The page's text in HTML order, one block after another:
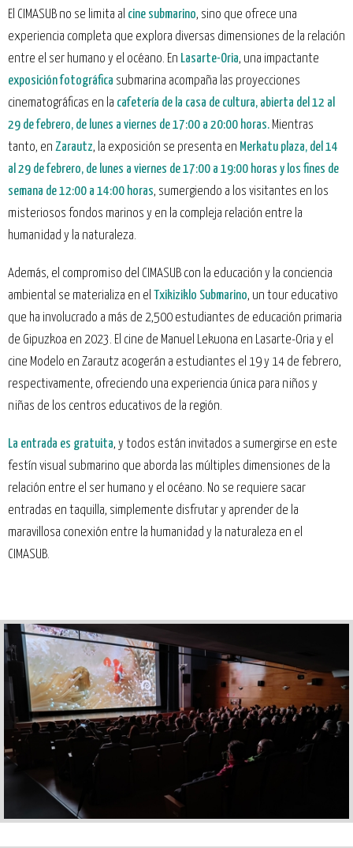
El CIMASUB no se limita al cine submarino, sino que ofrece una
experiencia completa que explora diversas dimensiones de la relación
entre el ser humano y el océano. En Lasarte-Oria, una impactante
exposición fotográfica submarina acompaña las proyecciones
cinematográficas en la cafetería de la casa de cultura, abierta del 12 al
29 de febrero, de lunes a viernes de 17:00 a 20:00 horas. Mientras
tanto, en Zarautz, la exposición se presenta en Merkatu plaza, del 14
al 29 de febrero, de lunes a viernes de 17:00 a 19:00 horas y los fines de
semana de 12:00 a 14:00 horas, sumergiendo a los visitantes en los
misteriosos fondos marinos y en la compleja relación entre la
humanidad y la naturaleza.
Además, el compromiso del CIMASUB con la educación y la conciencia
ambiental se materializa en el Txikiziklo Submarino, un tour educativo
que ha involucrado a más de 2,500 estudiantes de educación primaria
de Gipuzkoa en 2023. El cine de Manuel Lekuona en Lasarte-Oria y el
cine Modelo en Zarautz acogerán a estudiantes el 19 y 14 de febrero,
respectivamente, ofreciendo una experiencia única para niños y
niñas de los centros educativos de la región.
La entrada es gratuita, y todos están invitados a sumergirse en este
festín visual submarino que aborda las múltiples dimensiones de la
relación entre el ser humano y el océano. No se requiere sacar
entradas en taquilla, simplemente disfrutar y aprender de la
maravillosa conexión entre la humanidad y la naturaleza en el
CIMASUB.